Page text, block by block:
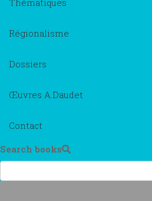
Thématiques
Régionalisme
Dossiers
Œuvres A.Daudet
Contact
Search books